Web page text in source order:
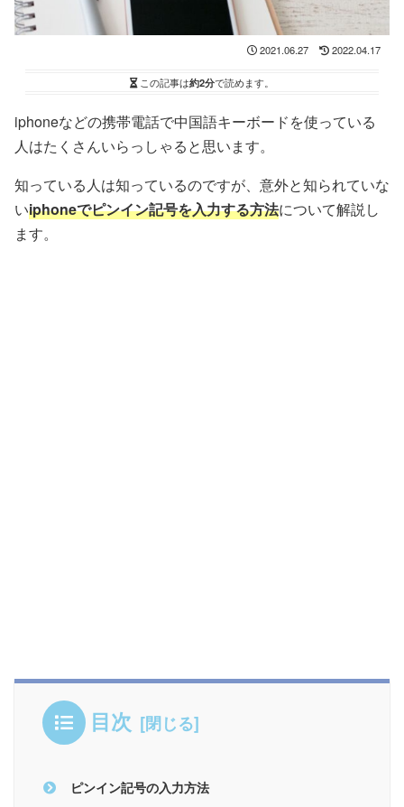
2021.06.27 2022.04.17
この記事は約2分で読めます。
iphoneなどの携帯電話で中国語キーボードを使っている
人はたくさんいらっしゃると思います。
知っている人は知っているのですが、意外と知られていな
いiphoneでピンイン記号を入力する方法について解説し
ます。
目次
ピンイン記号の入力方法